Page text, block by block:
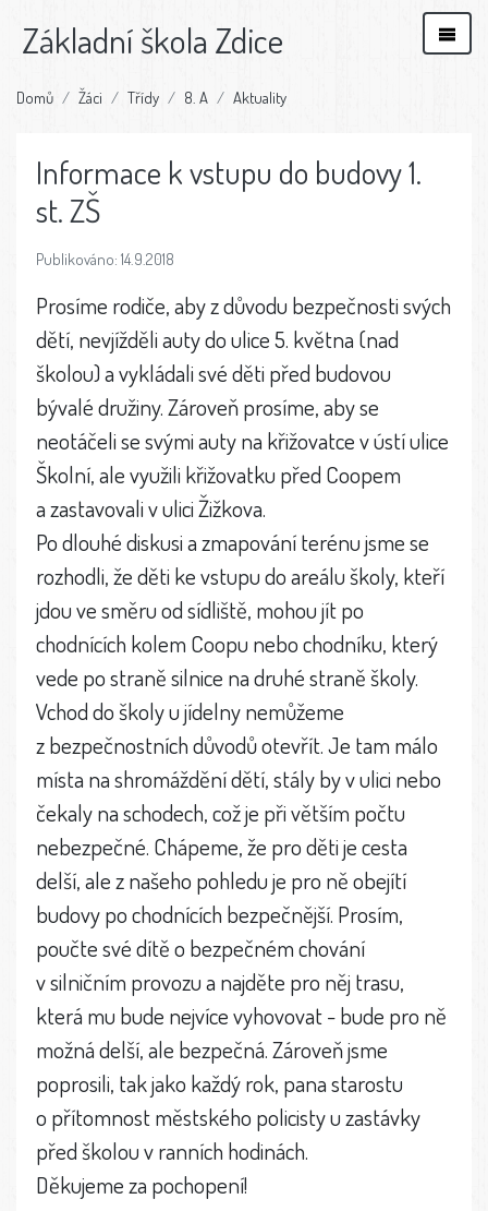
Základní škola Zdice
Domů Žáci Třídy 8. A Aktuality
Informace k vstupu do budovy 1.
st. ZŠ
Publikováno: 14.9.2018
Prosíme rodiče, aby z důvodu bezpečnosti svých
dětí, nevjížděli auty do ulice 5. května (nad
školou) a vykládali své děti před budovou
bývalé družiny. Zároveň prosíme, aby se
neotáčeli se svými auty na křižovatce v ústí ulice
Školní, ale využili křižovatku před Coopem
a zastavovali v ulici Žižkova.
Po dlouhé diskusi a zmapování terénu jsme se
rozhodli, že děti ke vstupu do areálu školy, kteří
jdou ve směru od sídliště, mohou jít po
chodnících kolem Coopu nebo chodníku, který
vede po straně silnice na druhé straně školy.
Vchod do školy u jídelny nemůžeme
z bezpečnostních důvodů otevřít. Je tam málo
místa na shromáždění dětí, stály by v ulici nebo
čekaly na schodech, což je při větším počtu
nebezpečné. Chápeme, že pro děti je cesta
delší, ale z našeho pohledu je pro ně obejítí
budovy po chodnících bezpečnější. Prosím,
poučte své dítě o bezpečném chování
v silničním provozu a najděte pro něj trasu,
která mu bude nejvíce vyhovovat - bude pro ně
možná delší, ale bezpečná. Zároveň jsme
poprosili, tak jako každý rok, pana starostu
o přítomnost městského policisty u zastávky
před školou v ranních hodinách.
Děkujeme za pochopení!